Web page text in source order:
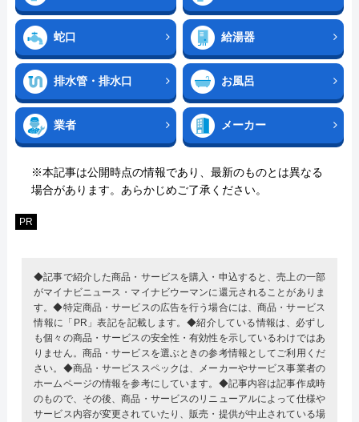
蛇口 給湯器
排水管・排水口 お風呂
業者 メーカー
※本記事は公開時点の情報であり、最新のものとは異なる
場合があります。あらかじめご了承ください。
PR
◆記事で紹介した商品・サービスを購入・申込すると、売上の一部
がマイナビニュース・マイナビウーマンに還元されることがありま
す。◆特定商品・サービスの広告を行う場合には、商品・サービス
情報に「PR」表記を記載します。◆紹介している情報は、必ずし
も個々の商品・サービスの安全性・有効性を示しているわけではあ
りません。商品・サービスを選ぶときの参考情報としてご利用くだ
さい。◆商品・サービススペックは、メーカーやサービス事業者の
ホームページの情報を参考にしています。◆記事内容は記事作成時
のもので、その後、商品・サービスのリニューアルによって仕様や
サービス内容が変更されていたり、販売・提供が中止されている場